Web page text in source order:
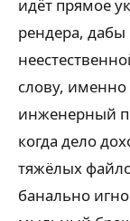
идёт прямое
рендера,
слову, именно
инженерный
когда дело
тяжёлых
банально